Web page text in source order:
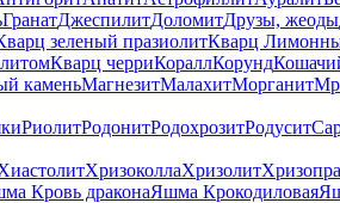
ГранатДжеспилитДоломитДрузы, жеоды
зеленый празиолитКварц
Кварц черриКораллКорунд
каменьМагнезитМалахитМорганит
РиолитРодонитРодохрозитРодусит
ХризоколлаХризолит
Кровь драконаЯшма Крокодиловая